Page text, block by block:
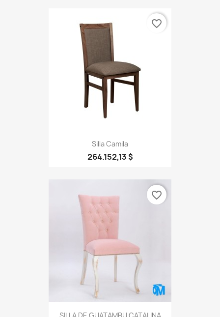
Silla Camila
264.152,13 $
favorite_border
SILLA DE GUATAMBU CATALINA
favorite_border